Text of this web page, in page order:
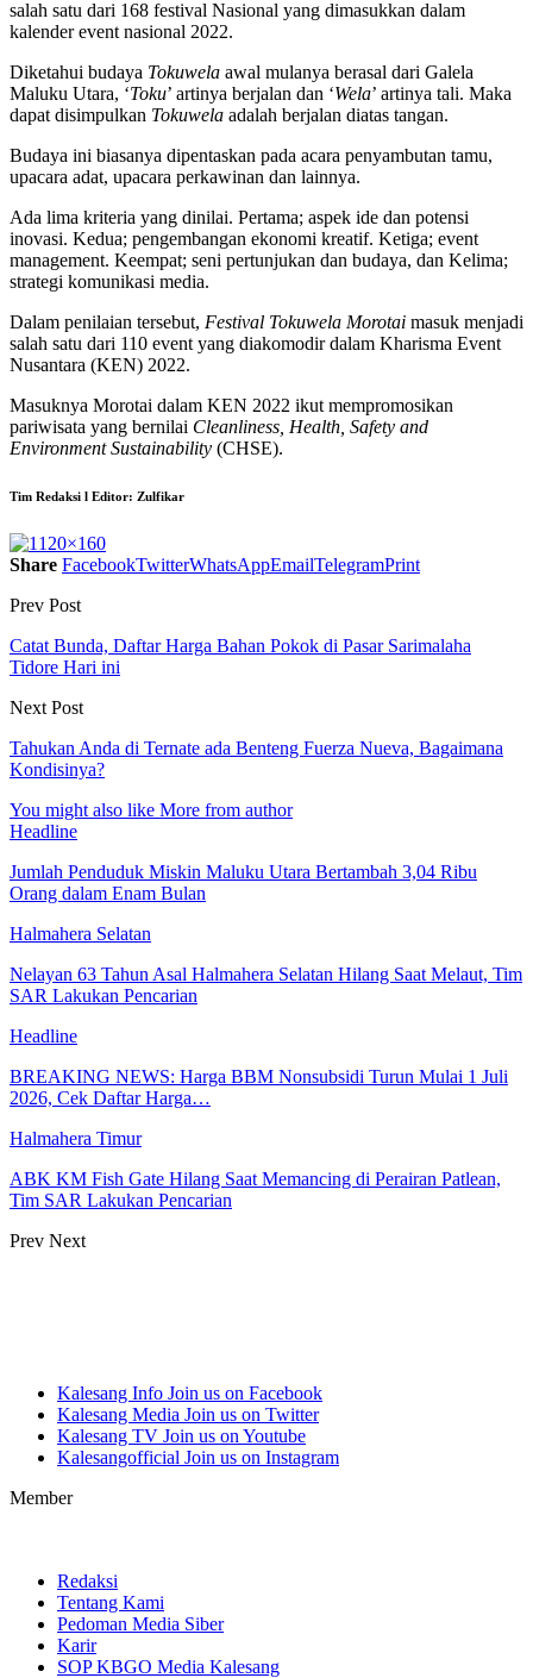
salah satu dari 168 festival Nasional yang dimasukkan dalam
kalender event nasional 2022.
Diketahui budaya Tokuwela awal mulanya berasal dari Galela
Maluku Utara, ‘Toku’ artinya berjalan dan ‘Wela’ artinya tali. Maka
dapat disimpulkan Tokuwela adalah berjalan diatas tangan.
Budaya ini biasanya dipentaskan pada acara penyambutan tamu,
upacara adat, upacara perkawinan dan lainnya.
Ada lima kriteria yang dinilai. Pertama; aspek ide dan potensi
inovasi. Kedua; pengembangan ekonomi kreatif. Ketiga; event
management. Keempat; seni pertunjukan dan budaya, dan Kelima;
strategi komunikasi media.
Dalam penilaian tersebut, Festival Tokuwela Morotai masuk menjadi
salah satu dari 110 event yang diakomodir dalam Kharisma Event
Nusantara (KEN) 2022.
Masuknya Morotai dalam KEN 2022 ikut mempromosikan
pariwisata yang bernilai Cleanliness, Health, Safety and
Environment Sustainability (CHSE).
Tim Redaksi l Editor: Zulfikar
Share FacebookTwitterWhatsAppEmailTelegramPrint
Prev Post
Catat Bunda, Daftar Harga Bahan Pokok di Pasar Sarimalaha
Tidore Hari ini
Next Post
Tahukan Anda di Ternate ada Benteng Fuerza Nueva, Bagaimana
Kondisinya?
You might also like More from author
Headline
Jumlah Penduduk Miskin Maluku Utara Bertambah 3,04 Ribu
Orang dalam Enam Bulan
Halmahera Selatan
Nelayan 63 Tahun Asal Halmahera Selatan Hilang Saat Melaut, Tim
SAR Lakukan Pencarian
Headline
BREAKING NEWS: Harga BBM Nonsubsidi Turun Mulai 1 Juli
2026, Cek Daftar Harga…
Halmahera Timur
ABK KM Fish Gate Hilang Saat Memancing di Perairan Patlean,
Tim SAR Lakukan Pencarian
Prev Next
Kalesang Info Join us on Facebook
Kalesang Media Join us on Twitter
Kalesang TV Join us on Youtube
Kalesangofficial Join us on Instagram
Member
Redaksi
Tentang Kami
Pedoman Media Siber
Karir
SOP KBGO Media Kalesang